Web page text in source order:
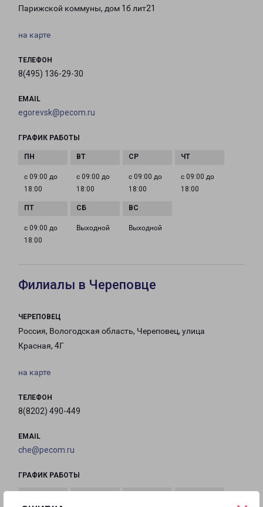
Парижской коммуны, дом 1б лит21
на карте
ТЕЛЕФОН
8(495) 136-29-30
EMAIL
egorevsk@pecom.ru
ГРАФИК РАБОТЫ
с 09:00 до
18:00
с 09:00 до
18:00
с 09:00 до
18:00
с 09:00 до
18:00
с 09:00 до
18:00
Выходной Выходной
Филиалы в Череповце
ЧЕРЕПОВЕЦ
Россия, Вологодская область, Череповец, улица
Красная, 4Г
на карте
ТЕЛЕФОН
8(8202) 490-449
EMAIL
che@pecom.ru
ГРАФИК РАБОТЫ